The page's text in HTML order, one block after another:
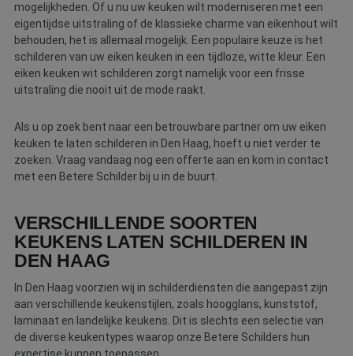
mogelijkheden. Of u nu uw keuken wilt moderniseren met een
eigentijdse uitstraling of de klassieke charme van eikenhout wilt
behouden, het is allemaal mogelijk. Een populaire keuze is het
schilderen van uw eiken keuken in een tijdloze, witte kleur. Een
eiken keuken wit schilderen zorgt namelijk voor een frisse
uitstraling die nooit uit de mode raakt.
Als u op zoek bent naar een betrouwbare partner om uw eiken
keuken te laten schilderen in Den Haag, hoeft u niet verder te
zoeken. Vraag vandaag nog een offerte aan en kom in contact
met een Betere Schilder bij u in de buurt.
VERSCHILLENDE SOORTEN
KEUKENS LATEN SCHILDEREN IN
DEN HAAG
In Den Haag voorzien wij in schilderdiensten die aangepast zijn
aan verschillende keukenstijlen, zoals hoogglans, kunststof,
laminaat en landelijke keukens. Dit is slechts een selectie van
de diverse keukentypes waarop onze Betere Schilders hun